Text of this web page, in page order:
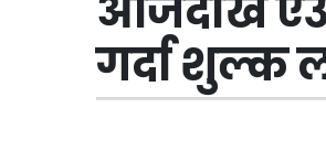
गर्दा शुल्क